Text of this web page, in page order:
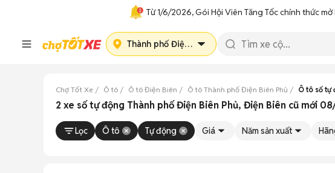
Từ 1/6/2026, Gói Hội Viên Tăng Tốc chính thức
Thành phố Điện Biên Phủ
Chợ Tốt Xe Ô tô Ô tô Điện Biên Ô tô Thành phố Điện Biên Phủ Ô tô số tự
2 xe số tự động Thành phố Điện Biên Phủ, Điện Biên cũ mới
Lọc Ô tô Tự động Giá Năm sản xuất